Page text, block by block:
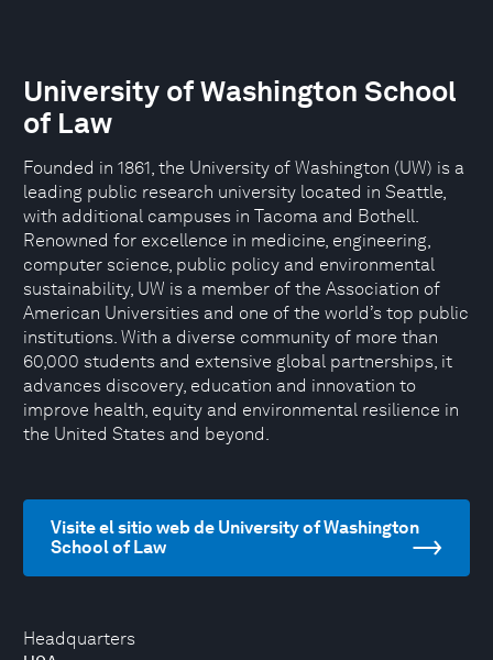
Headquarters
University of Washington School
of Law
Founded in 1861, the University of Washington (UW) is a
leading public research university located in Seattle,
with additional campuses in Tacoma and Bothell.
Renowned for excellence in medicine, engineering,
computer science, public policy and environmental
sustainability, UW is a member of the Association of
American Universities and one of the world’s top public
institutions. With a diverse community of more than
60,000 students and extensive global partnerships, it
advances discovery, education and innovation to
improve health, equity and environmental resilience in
the United States and beyond.
Visite el sitio web de University of Washington
School of Law